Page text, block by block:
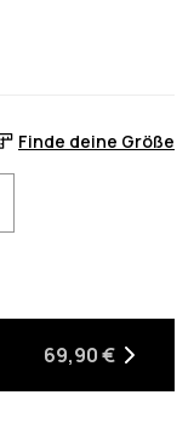
Finde deine Größe
69,90 €